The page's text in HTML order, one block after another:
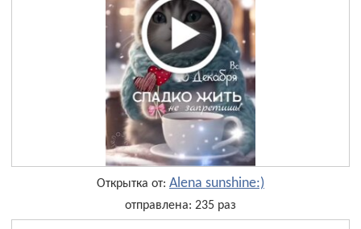
Открытка от: Alena sunshine:)
отправлена: 235 раз